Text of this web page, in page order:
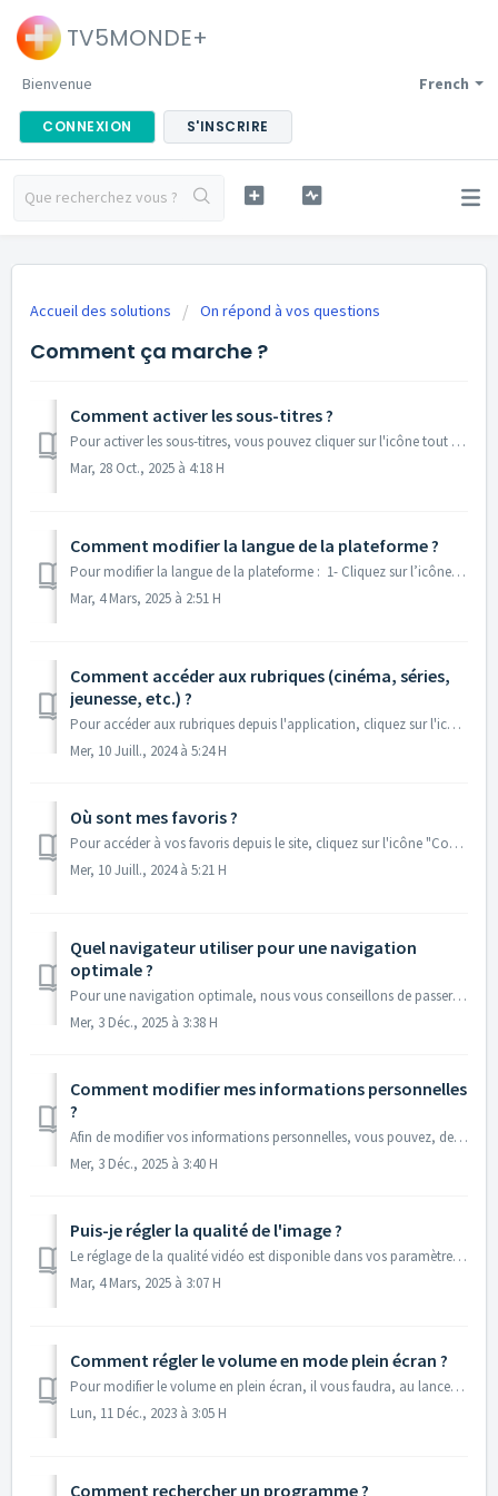
TV5MONDE+
French
Bienvenue
CONNEXION S'INSCRIRE
Accueil des solutions On répond à vos questions
Comment ça marche ?
Comment activer les sous-titres ?
Pour activer les sous-titres, vous pouvez cliquer sur l'icône tout en bas à gauche de votre lecteur vidéo puis vous rendre dans la rubrique Sous-titres,...
Mar, 28 Oct., 2025 à 4:18 H
Comment modifier la langue de la plateforme ?
Pour modifier la langue de la plateforme : 1- Cliquez sur l’icône profil en haut à droite de l’écran 2- Cliquez sur « Préférence » 3- Sélectionnez la la...
Mar, 4 Mars, 2025 à 2:51 H
Comment accéder aux rubriques (cinéma, séries,
jeunesse, etc.) ?
Pour accéder aux rubriques depuis l'application, cliquez sur l'icône "Catégories" en bas de votre écran. Depuis le site, les rubriques son...
Mer, 10 Juill., 2024 à 5:24 H
Où sont mes favoris ?
Pour accéder à vos favoris depuis le site, cliquez sur l'icône "Coeur" en haut à droite de votre écran. ...
Mer, 10 Juill., 2024 à 5:21 H
Quel navigateur utiliser pour une navigation
optimale ?
Pour une navigation optimale, nous vous conseillons de passer par Chrome, Edge ou Safari. L'inscription et l'accès aux programmes de la plateforme s...
Mer, 3 Déc., 2025 à 3:38 H
Comment modifier mes informations personnelles
?
Afin de modifier vos informations personnelles, vous pouvez, depuis votre page d'accueil, cliquer sur l'icône "profil", ensuite cliquer su...
Mer, 3 Déc., 2025 à 3:40 H
Puis-je régler la qualité de l'image ?
Le réglage de la qualité vidéo est disponible dans vos paramètres 1- Cliquez sur l’icône profil en haut à droite de l’écran 2- Cliquez sur « Préférence » ...
Mar, 4 Mars, 2025 à 3:07 H
Comment régler le volume en mode plein écran ?
Pour modifier le volume en plein écran, il vous faudra, au lancement de la vidéo ou une fois la vidéo lancée, passer votre curseur de souris sur l'écran...
Lun, 11 Déc., 2023 à 3:05 H
Comment rechercher un programme ?